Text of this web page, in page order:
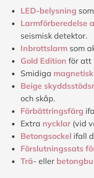
LED-belysning
Larmförberedelse
seismisk detektor.
Inbrottslarm som
Gold Edition för att
Smidiga
Beige
och skåp.
Förbättringsfärg
Extra nycklar(vid
Betongsockel ifall
Förslutningssats
Trä- eller